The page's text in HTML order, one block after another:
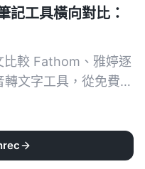
記工具橫向對比：
比較 Fathom、雅婷逐
文字工具，從免費額